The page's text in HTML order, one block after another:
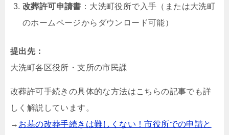
改葬許可申請書 ：大洗町役所で入手（または大洗町
のホームページからダウンロード可能）
提出先：
大洗町各区役所・支所の市民課
改葬許可手続きの具体的な方法はこちらの記事でも詳
しく解説しています。
→ お墓の改葬手続きは難しくない！市役所での申請と